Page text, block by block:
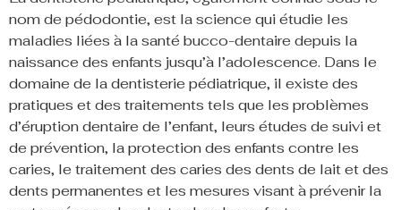
nom de pédodontie, est la science qui étudie les
maladies liées à la santé bucco-dentaire depuis la
naissance des enfants jusqu’à l’adolescence. Dans le
domaine de la dentisterie pédiatrique, il existe des
pratiques et des traitements tels que les problèmes
d’éruption dentaire de l’enfant, leurs études de suivi et
de prévention, la protection des enfants contre les
caries, le traitement des caries des dents de lait et des
dents permanentes et les mesures visant à prévenir la